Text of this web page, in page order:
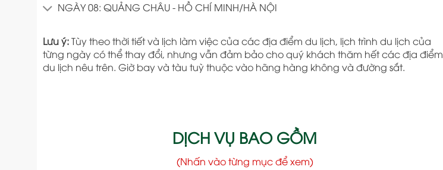
NGÀY 08: QUẢNG CHÂU - HỒ CHÍ MINH/HÀ NỘI
Lưu ý:Tùy theo thời tiết và lịch làm việc của các địa điểm du lịch, lịch trình du lịch của
từng ngày có thể thay đổi, nhưng vẫn đảm bảo cho quý khách thăm hết các địa điểm
du lịch nêu trên. Giờ bay và tàu tuỳ thuộc vào hãng hàng không và đường sắt.
DỊCH VỤ BAO GỒM
(Nhấn vào từng mục để xem)